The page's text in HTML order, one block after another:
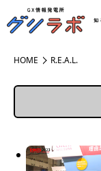
HOME R.E.A.L.